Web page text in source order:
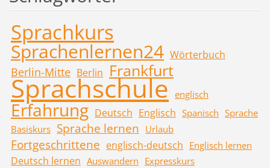
Sprachkurs
Sprachenlernen24 Wörterbuch
Berlin-Mitte Berlin Frankfurt
Sprachschule englisch
Erfahrung Deutsch Englisch Spanisch Sprache
Basiskurs Sprache lernen Urlaub
Fortgeschrittene englisch-deutsch Englisch lernen
Deutsch lernen Auswandern Expresskurs